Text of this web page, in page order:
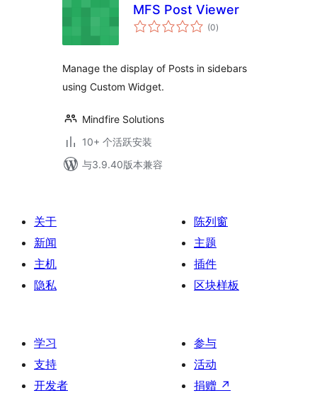
MFS Post Viewer
(0总
评)
Manage the display of Posts in sidebars
using Custom Widget.
Mindfire Solutions
10+ 个活跃安装
与3.9.40版本兼容
关于
新闻
主机
隐私
陈列窗
主题
插件
区块样板
学习
支持
开发者
参与
活动
捐赠 ↗